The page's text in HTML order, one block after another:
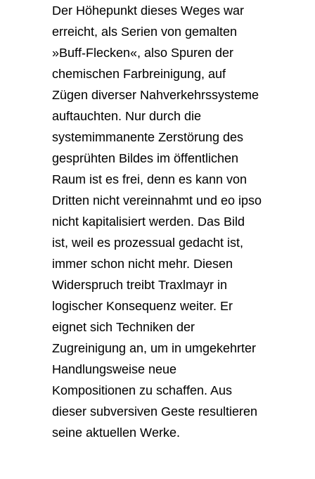
Der Höhepunkt dieses Weges war
erreicht, als Serien von gemalten
»Buff-Flecken«, also Spuren der
chemischen Farbreinigung, auf
Zügen diverser Nahverkehrssysteme
auftauchten. Nur durch die
systemimmanente Zerstörung des
gesprühten Bildes im öffentlichen
Raum ist es frei, denn es kann von
Dritten nicht vereinnahmt und eo ipso
nicht kapitalisiert werden. Das Bild
ist, weil es prozessual gedacht ist,
immer schon nicht mehr. Diesen
Widerspruch treibt Traxlmayr in
logischer Konsequenz weiter. Er
eignet sich Techniken der
Zugreinigung an, um in umgekehrter
Handlungsweise neue
Kompositionen zu schaffen. Aus
dieser subversiven Geste resultieren
seine aktuellen Werke.